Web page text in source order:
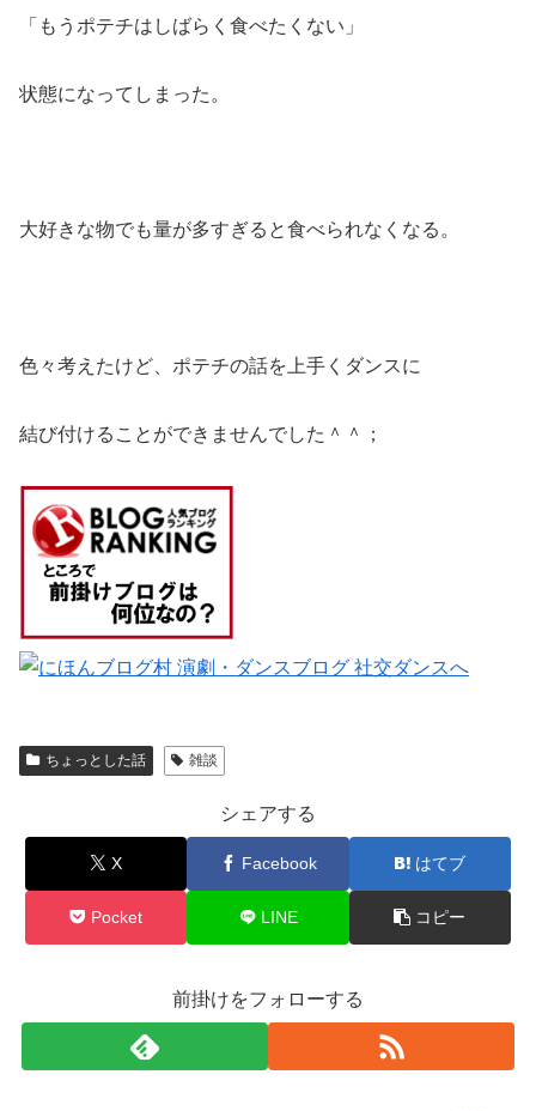
「もうポテチはしばらく食べたくない」
状態になってしまった。
大好きな物でも量が多すぎると食べられなくなる。
色々考えたけど、ポテチの話を上手くダンスに
結び付けることができませんでした＾＾；
ちょっとした話 雑談
シェアする
X Facebook はてブ
Pocket LINE コピー
前掛けをフォローする